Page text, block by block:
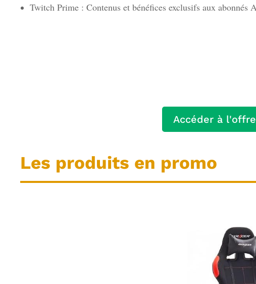
Twitch Prime : Contenus et bénéfices exclusifs aux abonnés
Accéder à
Les produits en promo